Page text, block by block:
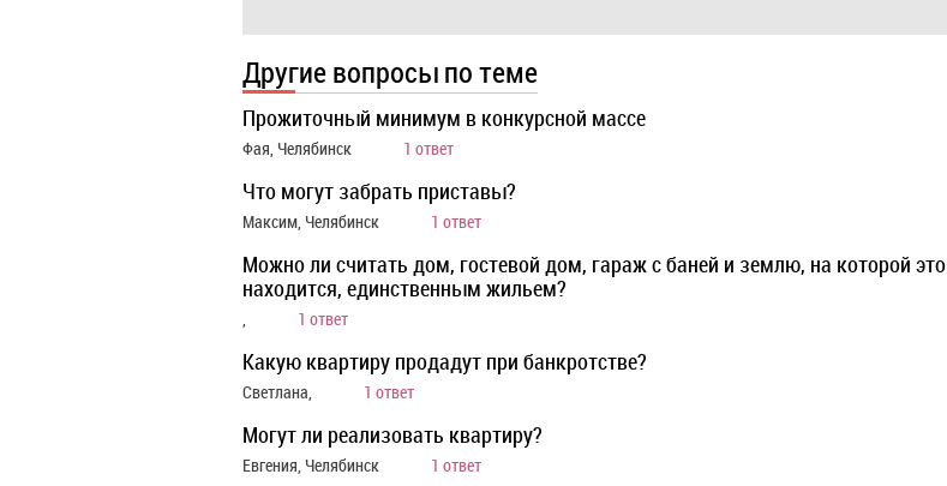
Другие вопросы по теме
Прожиточный минимум в конкурсной массе
Фая, Челябинск 1 ответ
Что могут забрать приставы?
Максим, Челябинск 1 ответ
Можно ли считать дом, гостевой дом, гараж с баней и землю, на которой это
находится, единственным жильем?
1 ответ
Какую квартиру продадут при банкротстве?
Светлана, 1 ответ
Могут ли реализовать квартиру?
Евгения, Челябинск 1 ответ